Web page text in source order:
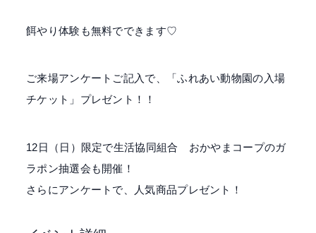
餌やり体験も無料でできます♡
ご来場アンケートご記入で、「ふれあい動物園の入場
チケット」プレゼント！！
12日（日）限定で生活協同組合 おかやまコープのガ
ラポン抽選会も開催！
さらにアンケートで、人気商品プレゼント！